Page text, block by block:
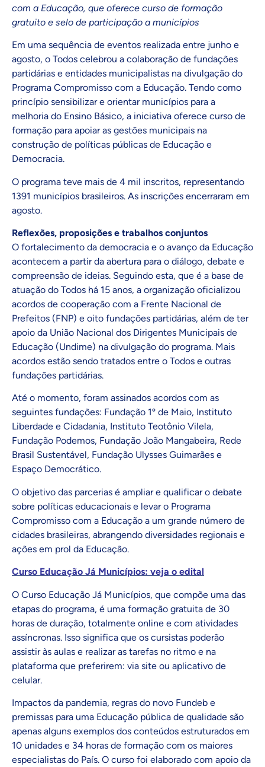
com a Educação, que oferece curso de formação
gratuito e selo de participação a municípios
Em uma sequência de eventos realizada entre junho e
agosto, o Todos celebrou a colaboração de fundações
partidárias e entidades municipalistas na divulgação do
Programa Compromisso com a Educação. Tendo como
princípio sensibilizar e orientar municípios para a
melhoria do Ensino Básico, a iniciativa oferece curso de
formação para apoiar as gestões municipais na
construção de políticas públicas de Educação e
Democracia.
O programa teve mais de 4 mil inscritos, representando
1391 municípios brasileiros. As inscrições encerraram em
agosto.
Reflexões, proposições e trabalhos conjuntos
O fortalecimento da democracia e o avanço da Educação
acontecem a partir da abertura para o diálogo, debate e
compreensão de ideias. Seguindo esta, que é a base de
atuação do Todos há 15 anos, a organização oficializou
acordos de cooperação com a Frente Nacional de
Prefeitos (FNP) e oito fundações partidárias, além de ter
apoio da União Nacional dos Dirigentes Municipais de
Educação (Undime) na divulgação do programa. Mais
acordos estão sendo tratados entre o Todos e outras
fundações partidárias.
Até o momento, foram assinados acordos com as
seguintes fundações: Fundação 1º de Maio, Instituto
Liberdade e Cidadania, Instituto Teotônio Vilela,
Fundação Podemos, Fundação João Mangabeira, Rede
Brasil Sustentável, Fundação Ulysses Guimarães e
Espaço Democrático.
O objetivo das parcerias é ampliar e qualificar o debate
sobre políticas educacionais e levar o Programa
Compromisso com a Educação a um grande número de
cidades brasileiras, abrangendo diversidades regionais e
ações em prol da Educação.
Curso Educação Já Municípios: veja o edital
O Curso Educação Já Municípios, que compõe uma das
etapas do programa, é uma formação gratuita de 30
horas de duração, totalmente online e com atividades
assíncronas. Isso significa que os cursistas poderão
assistir às aulas e realizar as tarefas no ritmo e na
plataforma que preferirem: via site ou aplicativo de
celular.
Impactos da pandemia, regras do novo Fundeb e
premissas para uma Educação pública de qualidade são
apenas alguns exemplos dos conteúdos estruturados em
10 unidades e 34 horas de formação com os maiores
especialistas do País. O curso foi elaborado com apoio da